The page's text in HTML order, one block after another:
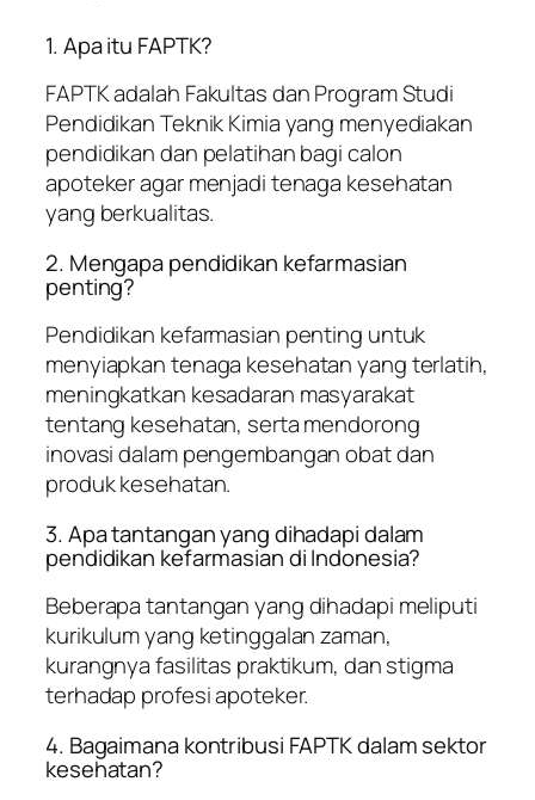
1. Apa itu FAPTK?
FAPTK adalah Fakultas dan Program Studi
Pendidikan Teknik Kimia yang menyediakan
pendidikan dan pelatihan bagi calon
apoteker agar menjadi tenaga kesehatan
yang berkualitas.
2. Mengapa pendidikan kefarmasian
penting?
Pendidikan kefarmasian penting untuk
menyiapkan tenaga kesehatan yang terlatih,
meningkatkan kesadaran masyarakat
tentang kesehatan, serta mendorong
inovasi dalam pengembangan obat dan
produk kesehatan.
3. Apa tantangan yang dihadapi dalam
pendidikan kefarmasian di Indonesia?
Beberapa tantangan yang dihadapi meliputi
kurikulum yang ketinggalan zaman,
kurangnya fasilitas praktikum, dan stigma
terhadap profesi apoteker.
4. Bagaimana kontribusi FAPTK dalam sektor
kesehatan?